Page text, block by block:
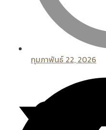
กุมภาพันธ์ 22, 2026